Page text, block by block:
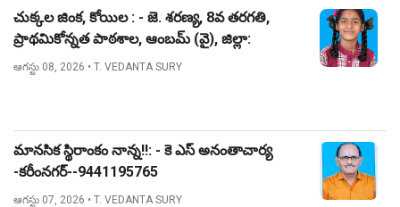
చుక్కల జింక, కోయిల : - జె. శరణ్య, 8వ తరగతి,
ప్రాథమికోన్నత పాఠశాల, ఆంబమ్ (వై), జిల్లా:
నిజామాబాద్.
ఆగస్టు 08, 2026 • T. VEDANTA SURY
మానసిక స్థిరాంకం నాన్న!!: - కె ఎస్ అనంతాచార్య
-కరీంనగర్--9441195765
ఆగస్టు 07, 2026 • T. VEDANTA SURY